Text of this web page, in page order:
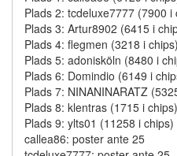
Plads 2: tcdeluxe7777 (7900 i
Plads 3: Artur8902 (6415 i
Plads 4: flegmen (3218 i chips)
Plads 5: adonisköln (8480 i
Plads 6: Domindio (6149 i
Plads 7: NINANINARATZ
Plads 8: klentras (1715 i chips)
Plads 9: ylts01 (11258 i chips)
callea86: poster ante 25